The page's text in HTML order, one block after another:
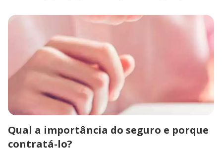
Qual a importância do seguro e porque
contratá-lo?